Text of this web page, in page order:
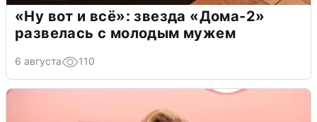
«Ну вот и всё»: звезда «Дома-2»
развелась с молодым мужем
6 августа 110